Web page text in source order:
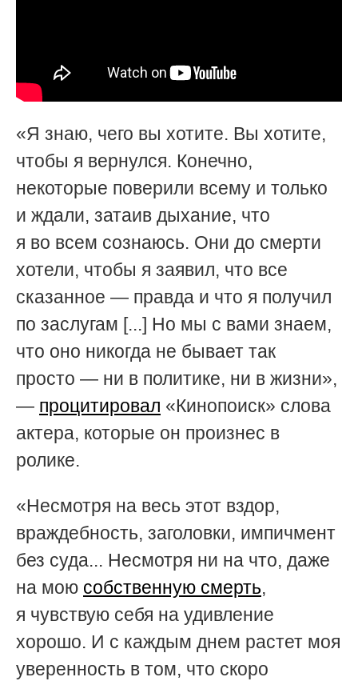
«Я знаю, чего вы хотите. Вы хотите,
чтобы я вернулся. Конечно,
некоторые поверили всему и только
и ждали, затаив дыхание, что
я во всем сознаюсь. Они до смерти
хотели, чтобы я заявил, что все
сказанное — правда и что я получил
по заслугам [...] Но мы с вами знаем,
что оно никогда не бывает так
просто — ни в политике, ни в жизни»,
— процитировал «Кинопоиск» слова
актера, которые он произнес в
ролике.
«Несмотря на весь этот вздор,
враждебность, заголовки, импичмент
без суда... Несмотря ни на что, даже
на мою собственную смерть,
я чувствую себя на удивление
хорошо. И с каждым днем растет моя
уверенность в том, что скоро